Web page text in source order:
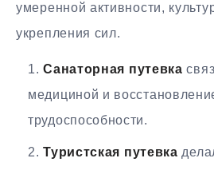
умеренной активности,
укрепления сил.
Санаторная путевка
медициной и
трудоспособности.
Туристская путевка